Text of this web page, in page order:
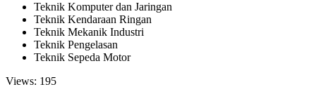
Teknik Komputer dan Jaringan
Teknik Kendaraan Ringan
Teknik Mekanik Industri
Teknik Pengelasan
Teknik Sepeda Motor
Views: 195